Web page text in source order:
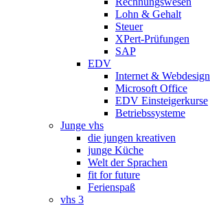
Lohn & Gehalt
Steuer
XPert-Prüfungen
SAP
EDV
Internet & Webdesign
Microsoft Office
EDV Einsteigerkurse
Betriebssysteme
Junge vhs
die jungen kreativen
junge Küche
Welt der Sprachen
fit for future
Ferienspaß
vhs 3